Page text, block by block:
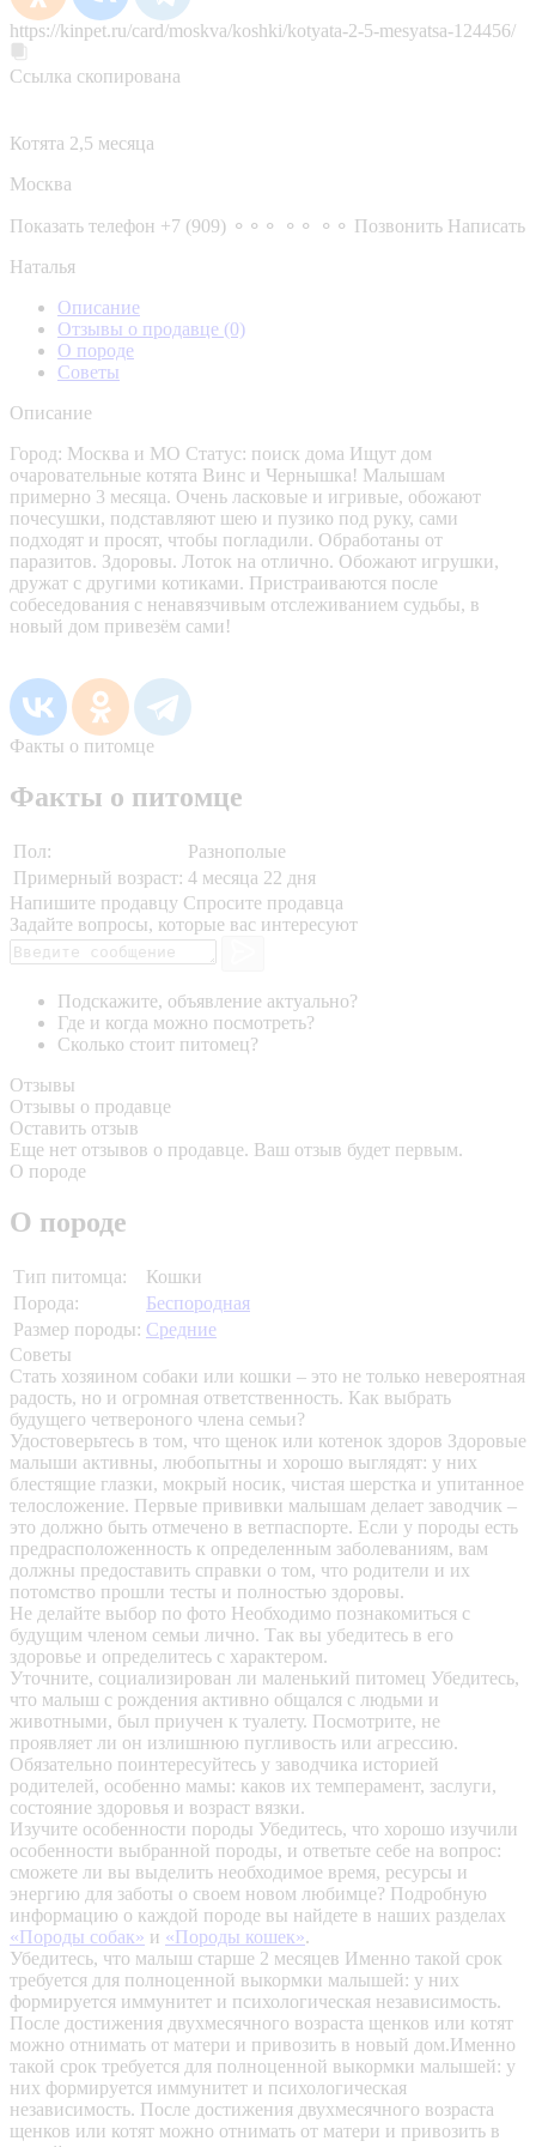
https://kinpet.ru/card/moskva/koshki/kotyata-2-5-mesyatsa-124456/
Ссылка скопирована
Котята 2,5 месяца
Москва
Показать телефон +7 (909) ⚬⚬⚬ ⚬⚬ ⚬⚬ Позвонить Написать
Наталья
Описание
Отзывы о продавце (0)
О породе
Советы
Описание
Город: Москва и МО Статус: поиск дома Ищут дом
очаровательные котята Винс и Чернышка! Малышам
примерно 3 месяца. Очень ласковые и игривые, обожают
почесушки, подставляют шею и пузико под руку, сами
подходят и просят, чтобы погладили. Обработаны от
паразитов. Здоровы. Лоток на отлично. Обожают игрушки,
дружат с другими котиками. Пристраиваются после
собеседования с ненавязчивым отслеживанием судьбы, в
новый дом привезём сами!
Факты о питомце
Факты о питомце
Пол:
Разнополые
Примерный возраст: 4 месяца 22 дня
Напишите продавцу Спросите продавца
Задайте вопросы, которые вас интересуют
Подскажите, объявление актуально?
Где и когда можно посмотреть?
Сколько стоит питомец?
Отзывы
Отзывы о продавце
Оставить отзыв
Еще нет отзывов о продавце. Ваш отзыв будет первым.
О породе
О породе
Тип питомца:
Кошки
Порода:
Беспородная
Размер породы: Средние
Советы
Стать хозяином собаки или кошки – это не только невероятная
радость, но и огромная ответственность. Как выбрать
будущего четвероного члена семьи?
Удостоверьтесь в том, что щенок или котенок здоров Здоровые
малыши активны, любопытны и хорошо выглядят: у них
блестящие глазки, мокрый носик, чистая шерстка и упитанное
телосложение. Первые прививки малышам делает заводчик –
это должно быть отмечено в ветпаспорте. Если у породы есть
предрасположенность к определенным заболеваниям, вам
должны предоставить справки о том, что родители и их
потомство прошли тесты и полностью здоровы.
Не делайте выбор по фото Необходимо познакомиться с
будущим членом семьи лично. Так вы убедитесь в его
здоровье и определитесь с характером.
Уточните, социализирован ли маленький питомец Убедитесь,
что малыш с рождения активно общался с людьми и
животными, был приучен к туалету. Посмотрите, не
проявляет ли он излишнюю пугливость или агрессию.
Обязательно поинтересуйтесь у заводчика историей
родителей, особенно мамы: каков их темперамент, заслуги,
состояние здоровья и возраст вязки.
Изучите особенности породы Убедитесь, что хорошо изучили
особенности выбранной породы, и ответьте себе на вопрос:
сможете ли вы выделить необходимое время, ресурсы и
энергию для заботы о своем новом любимце? Подробную
информацию о каждой породе вы найдете в наших разделах
«Породы собак» и «Породы кошек».
Убедитесь, что малыш старше 2 месяцев Именно такой срок
требуется для полноценной выкормки малышей: у них
формируется иммунитет и психологическая независимость.
После достижения двухмесячного возраста щенков или котят
можно отнимать от матери и привозить в новый дом.Именно
такой срок требуется для полноценной выкормки малышей: у
них формируется иммунитет и психологическая
независимость. После достижения двухмесячного возраста
щенков или котят можно отнимать от матери и привозить в